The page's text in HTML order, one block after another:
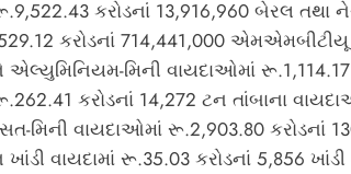
કરોડનાં 13,916,960 બેરલ
કરોડનાં 714,441,000
મિની વાયદાઓમાં
કરોડનાં 14,272 ટન તાંબાના
વાયદાઓમાં રૂ.2,903.80 કરોડનાં
ખાંડી વાયદામાં રૂ.35.03 કરોડનાં 5,856